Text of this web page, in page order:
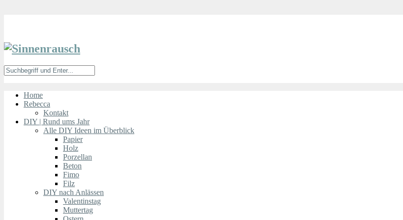
Home
Rebecca
Kontakt
DIY | Rund ums Jahr
Alle DIY Ideen im Überblick
Papier
Holz
Porzellan
Beton
Fimo
Filz
DIY nach Anlässen
Valentinstag
Muttertag